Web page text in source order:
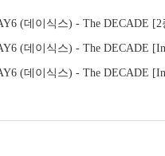
(데이식스) - The DECADE [2
(데이식스) - The DECADE
(데이식스) - The DECADE